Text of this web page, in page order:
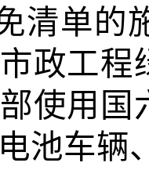
清单的
政工
使用国
池车辆